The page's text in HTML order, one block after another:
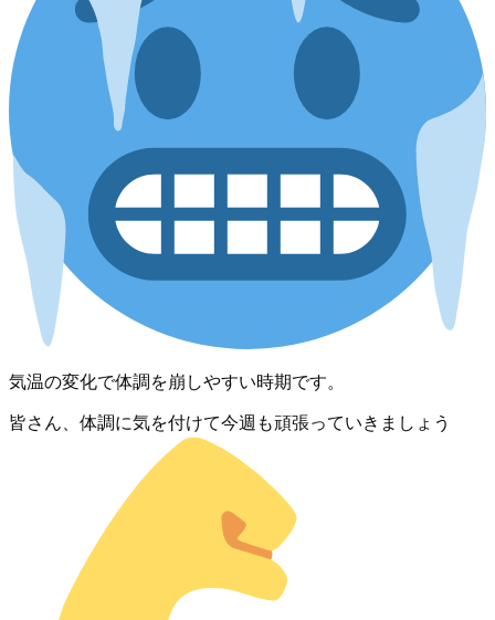
気温の変化で体調を崩しやすい時期です。
皆さん、体調に気を付けて今週も頑張っていきましょう